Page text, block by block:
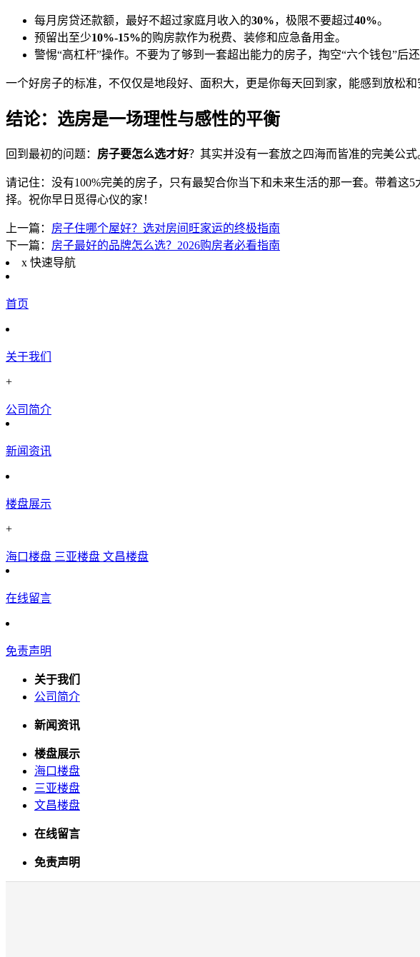
每月房贷还款额，最好不超过家庭月收入的30%，极限不要超过40%。
预留出至少10%-15%的购房款作为税费、装修和应急备用金。
警惕“高杠杆”操作。不要为了够到一套超出能力的房子，掏空“六个钱包”后
一个好房子的标准，不仅仅是地段好、面积大，更是你每天回到家，能感到放松和
结论：选房是一场理性与感性的平衡
回到最初的问题： 房子要怎么选才好？其实并没有一套放之四海而皆准的完美公
请记住：没有100%完美的房子，只有最契合你当下和未来生活的那一套。带着
择。祝你早日觅得心仪的家！
上一篇： 房子住哪个屋好？选对房间旺家运的终极指南
下一篇： 房子最好的品牌怎么选？2026购房者必看指南
x 快速导航
首页
关于我们
+
公司简介
新闻资讯
楼盘展示
+
海口楼盘 三亚楼盘 文昌楼盘
在线留言
免责声明
关于我们
公司简介
新闻资讯
楼盘展示
海口楼盘
三亚楼盘
文昌楼盘
在线留言
免责声明